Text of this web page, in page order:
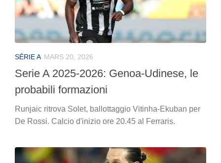
SÉRIE A MARS 20, 2026
Serie A 2025-2026: Genoa-Udinese, le
probabili formazioni
Runjaic ritrova Solet, ballottaggio Vitinha-Ekuban per
De Rossi. Calcio d'inizio ore 20.45 al Ferraris.